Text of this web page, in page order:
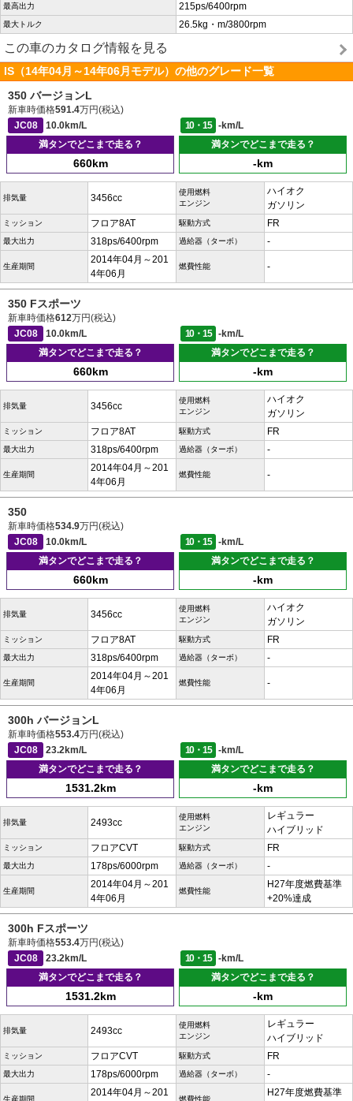
最高出力 215ps/6400rpm
最大トルク 26.5kg・m/3800rpm
この車のカタログ情報を見る
IS（14年04月～14年06月モデル）の他のグレード一覧
350 バージョンL
新車時価格591.4万円(税込)
JC08
10.0km/L 10・15
-km/L
満タンでどこまで走る？
660km
満タンでどこまで走る？
-km
排気量 3456cc
使用燃料
エンジン
ハイオク
ガソリン
ミッション フロア8AT 駆動方式 FR
最大出力 318ps/6400rpm 過給器（ターボ） -
生産期間
2014年04月～201
4年06月
燃費性能 -
350 Fスポーツ
新車時価格612万円(税込)
JC08
10.0km/L 10・15
-km/L
満タンでどこまで走る？
660km
満タンでどこまで走る？
-km
排気量 3456cc
使用燃料
エンジン
ハイオク
ガソリン
ミッション フロア8AT 駆動方式 FR
最大出力 318ps/6400rpm 過給器（ターボ） -
生産期間
2014年04月～201
4年06月
燃費性能 -
350
新車時価格534.9万円(税込)
JC08
10.0km/L 10・15
-km/L
満タンでどこまで走る？
660km
満タンでどこまで走る？
-km
排気量 3456cc
使用燃料
エンジン
ハイオク
ガソリン
ミッション フロア8AT 駆動方式 FR
最大出力 318ps/6400rpm 過給器（ターボ） -
生産期間
2014年04月～201
4年06月
燃費性能 -
300h バージョンL
新車時価格553.4万円(税込)
JC08
23.2km/L 10・15
-km/L
満タンでどこまで走る？
1531.2km
満タンでどこまで走る？
-km
排気量 2493cc
使用燃料
エンジン
レギュラー
ハイブリッド
ミッション フロアCVT 駆動方式 FR
最大出力 178ps/6000rpm 過給器（ターボ） -
生産期間
2014年04月～201
4年06月
燃費性能
H27年度燃費基準
+20%達成
300h Fスポーツ
新車時価格553.4万円(税込)
JC08
23.2km/L 10・15
-km/L
満タンでどこまで走る？
1531.2km
満タンでどこまで走る？
-km
排気量 2493cc
使用燃料
エンジン
レギュラー
ハイブリッド
ミッション フロアCVT 駆動方式 FR
最大出力 178ps/6000rpm 過給器（ターボ） -
生産期間
2014年04月～201
燃費性能
H27年度燃費基準